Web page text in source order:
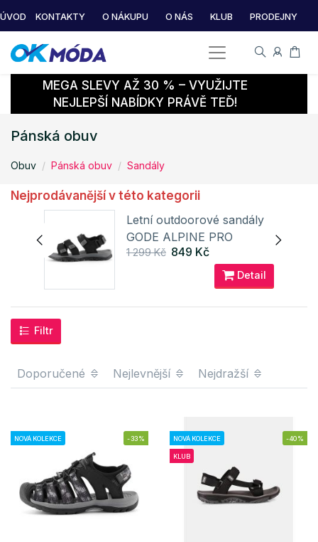
ÚVOD KONTAKTY O NÁKUPU O NÁS KLUB PRODEJNY
MEGA SLEVY AŽ 30 % – VYUŽIJTE
NEJLEPŠÍ NABÍDKY PRÁVĚ TEĎ!
Pánská obuv
Obuv Pánská obuv Sandály
Nejprodávanější v této kategorii
Letní outdoorové sandály
GODE ALPINE PRO
1 299 Kč 849 Kč
Detail
Filtr
Doporučené Nejlevnější Nejdražší
NOVÁ KOLEKCE -33% NOVÁ KOLEKCE
KLUB
-40%